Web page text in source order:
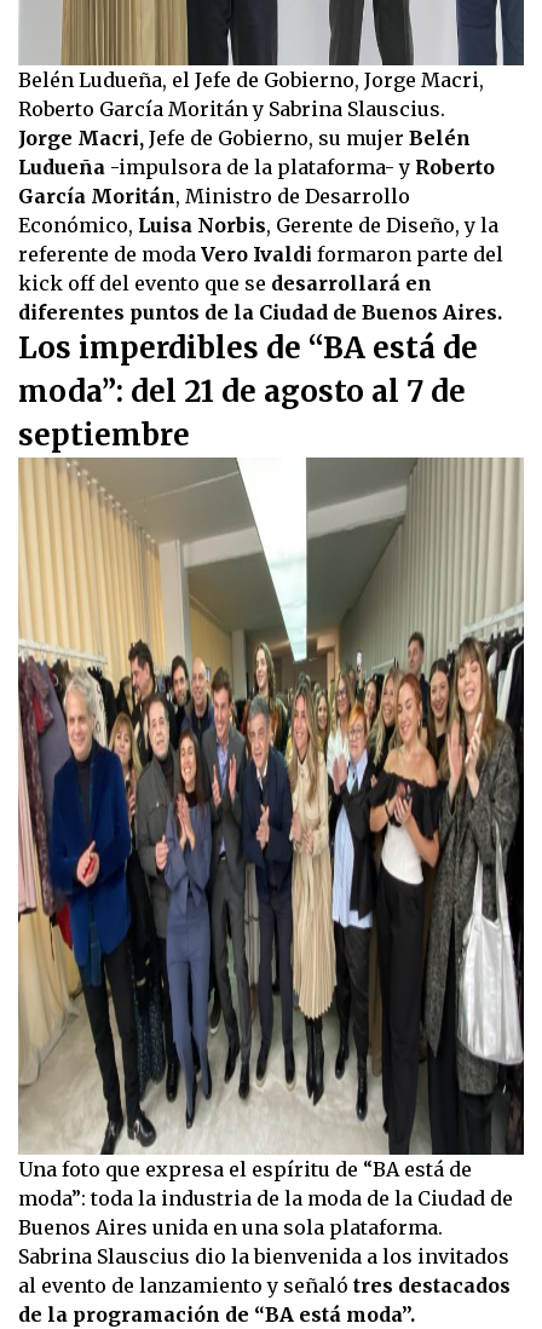
Belén Ludueña, el Jefe de Gobierno, Jorge Macri,
Roberto García Moritán y Sabrina Slauscius.
Jorge Macri, Jefe de Gobierno, su mujer Belén
Ludueña -impulsora de la plataforma- y Roberto
García Moritán, Ministro de Desarrollo
Económico, Luisa Norbis, Gerente de Diseño, y la
referente de moda Vero Ivaldi formaron parte del
kick off del evento que se desarrollará en
diferentes puntos de la Ciudad de Buenos Aires.
Los imperdibles de “BA está de
moda”: del 21 de agosto al 7 de
septiembre
Una foto que expresa el espíritu de “BA está de
moda”: toda la industria de la moda de la Ciudad de
Buenos Aires unida en una sola plataforma.
Sabrina Slauscius dio la bienvenida a los invitados
al evento de lanzamiento y señaló tres destacados
de la programación de “BA está moda”.